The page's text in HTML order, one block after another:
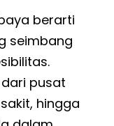
berarti
seimbang
pusat
hingga